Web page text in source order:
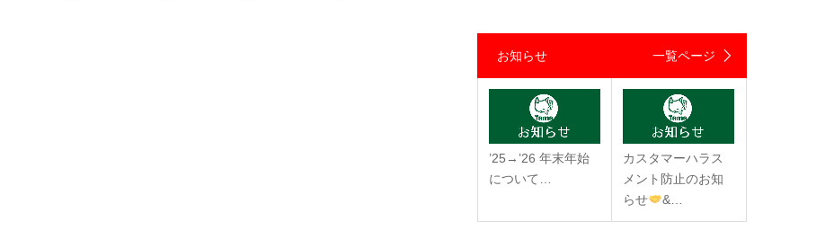
お知らせ 一覧ページ
’25→’26 年末年始
について…
カスタマーハラス
メント防止のお知
らせ
&…